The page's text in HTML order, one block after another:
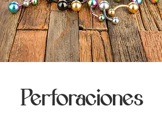
Perforaciones